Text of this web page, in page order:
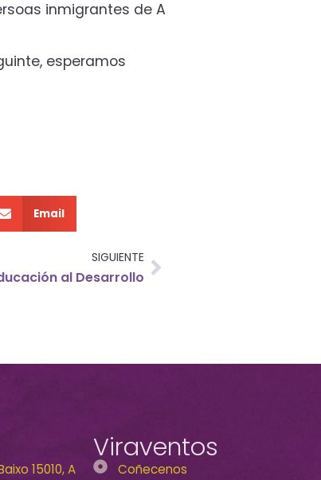
inmigrantes de A
esperamos
Email
SIGUIENTE
al Desarrollo
15010, A
Viraventos
Coñecenos